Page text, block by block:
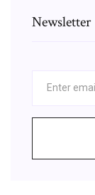
Newsletter